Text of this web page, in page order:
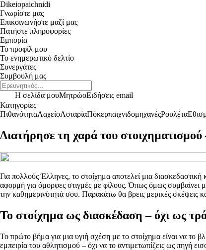
Dikeiopaichnidi
Γνωρίστε μας
Επικοινωνήστε μαζί μας
Πατήστε πληροφορίες
Εμπορία
Το προφίλ μου
Το ενημερωτικό δελτίο
Συνεργάτες
Συμβουλή μας
Η σελίδα μουΜητρώοΕιδήσεις email
Κατηγορίες
ΠιθανότηταΛαχείοΛοταρίαΠόκερπαιχνιδομηχανέςΡουλέτα
Διατήρησε τη χαρά του στοιχηματισμού
Για πολλούς Έλληνες, το στοίχημα αποτελεί μια
αφορμή για όμορφες στιγμές με φίλους. Όπως όμως συμβαίνει
την καθημερινότητά σου. Παρακάτω θα βρεις μερικές σκέψεις
Το στοίχημα ως διασκέδαση – όχι ως
Το πρώτο βήμα για μια υγιή σχέση με το στοίχημα είναι να το
εμπειρία του αθλητισμού – όχι να το αντιμετωπίζεις ως πηγή